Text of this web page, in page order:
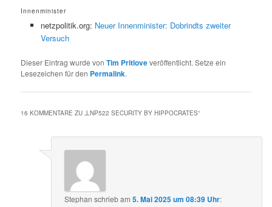
Innenminister
netzpolitik.org: Neuer Innenminister: Dobrindts zweiter
Versuch
Dieser Eintrag wurde vonTim Pritloveveröffentlicht. Setze ein
Lesezeichen für den Permalink.
16 KOMMENTARE ZU „LNP522 SECURITY BY HIPPOCRATES“
Stephan schriebam5. Mai 2025 um 08:39 Uhr: